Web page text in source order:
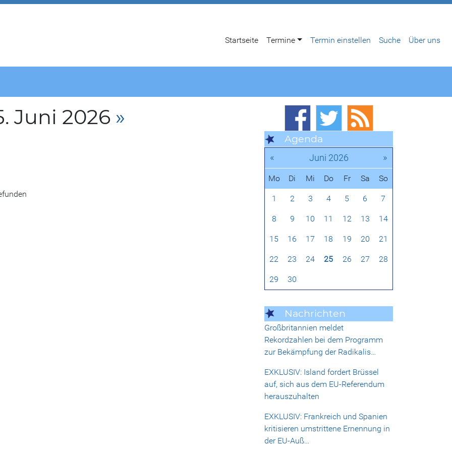
Startseite Termine Termin einstellen Suche Über uns
Juni 2026 »
Agenda
« Juni 2026 »
Mo Di Mi Do Fr Sa So
1 2 3 4 5 6 7
8 9 10 11 12 13 14
15 16 17 18 19 20 21
22 23 24 25 26 27 28
29 30
Nachrichten
Großbritannien meldet
Rekordzahlen bei dem Programm
zur Bekämpfung der Radikalis…
EXKLUSIV: Island fordert Brüssel
auf, sich aus dem EU-Referendum
herauszuhalten
EXKLUSIV: Frankreich und Spanien
kritisieren umstrittene Ernennung in
der EU-Auß…